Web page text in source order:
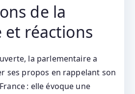
de la
et réactions
la parlementaire a
ses propos en rappelant son
: elle évoque une